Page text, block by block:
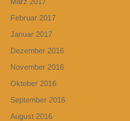
Februar 2017
Januar 2017
Dezember 2016
November 2016
Oktober 2016
September 2016
August 2016